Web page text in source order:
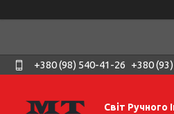
+380 (98) 540-41-26 +380
Світ Ручного